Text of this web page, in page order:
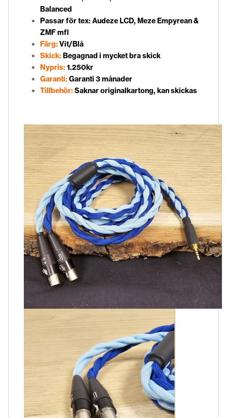
Balanced
Passar för tex: Audeze LCD, Meze Empyrean &
ZMF mfl
Färg: Vit/Blå
Skick: Begagnad i mycket bra skick
Nypris: 1.250kr
Garanti: Garanti 3 månader
Tillbehör: Saknar originalkartong, kan skickas